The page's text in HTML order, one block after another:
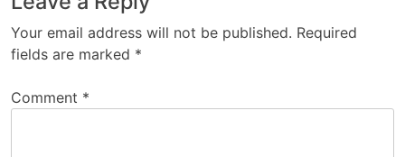
Your email address will not be published. Required
fields are marked *
Comment *